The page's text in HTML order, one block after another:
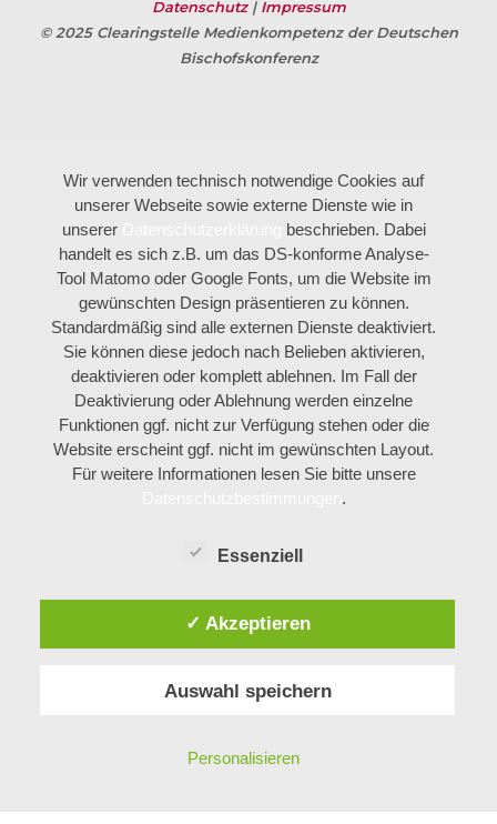
Datenschutz | Impressum
© 2025 Clearingstelle Medienkompetenz der Deutschen
Bischofskonferenz
Wir verwenden technisch notwendige Cookies auf
unserer Webseite sowie externe Dienste wie in
unserer
beschrieben. Dabei
handelt es sich z.B. um das DS-konforme Analyse-
Tool Matomo oder Google Fonts, um die Website im
gewünschten Design präsentieren zu können.
Standardmäßig sind alle externen Dienste deaktiviert.
Sie können diese jedoch nach Belieben aktivieren,
deaktivieren oder komplett ablehnen. Im Fall der
Deaktivierung oder Ablehnung werden einzelne
Funktionen ggf. nicht zur Verfügung stehen oder die
Website erscheint ggf. nicht im gewünschten Layout.
Für weitere Informationen lesen Sie bitte unsere
.
Essenziell
✓ Akzeptieren
Auswahl speichern
Personalisieren